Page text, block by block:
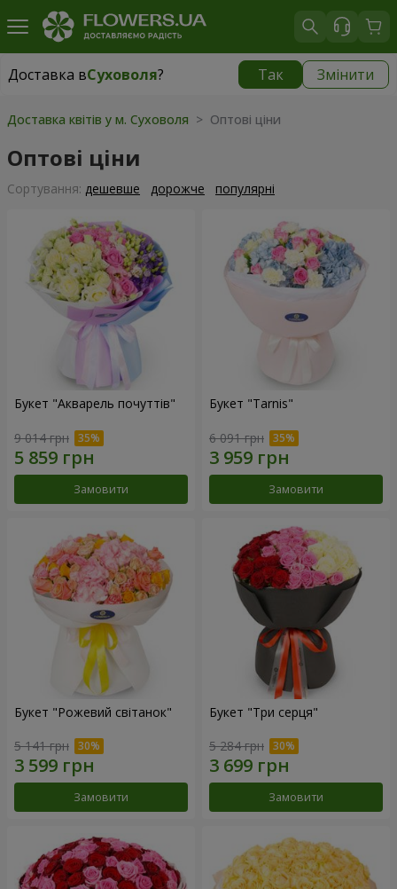
Доставка вСуховоля? Так Змінити
Доставка вСуховоля|
Доставка квітів у м. Суховоля > Оптові ціни
Оптові ціни
Сортування: дешевше дорожче популярні
Букет "Акварель почуттів"
9 014 грн
Замовити
Букет "Tarnis"
6 091 грн
Замовити
Букет "Рожевий світанок"
5 141 грн
Замовити
Букет "Три серця"
5 284 грн
Замовити